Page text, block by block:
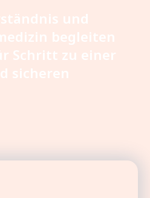
und
begleiten
Schritt zu einer
sicheren